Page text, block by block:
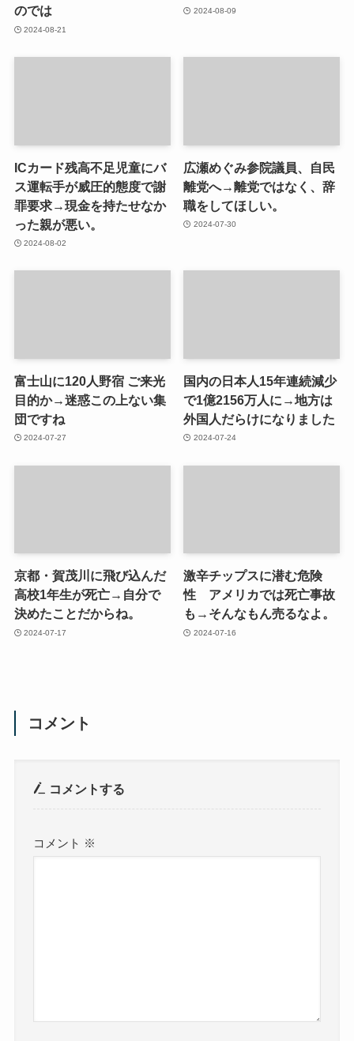
のでは
2024-08-21
2024-08-09
ICカード残高不足児童にバ
ス運転手が威圧的態度で謝
罪要求→現金を持たせなか
った親が悪い。
2024-08-02
広瀬めぐみ参院議員、自民
離党へ→離党ではなく、辞
職をしてほしい。
2024-07-30
富士山に120人野宿 ご来光
目的か→迷惑この上ない集
団ですね
2024-07-27
国内の日本人15年連続減少
で1億2156万人に→地方は
外国人だらけになりました
2024-07-24
京都・賀茂川に飛び込んだ
高校1年生が死亡→自分で
決めたことだからね。
2024-07-17
激辛チップスに潜む危険
性 アメリカでは死亡事故
も→そんなもん売るなよ。
2024-07-16
コメント
コメントする
コメント ※